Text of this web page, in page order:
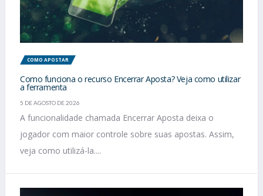
COMO APOSTAR
Como funciona o recurso Encerrar Aposta? Veja como utilizar
a ferramenta
5 DE AGOSTO DE 2026
A funcionalidade chamada Encerrar Aposta deixa o
jogador com maior controle sobre suas apostas. Assim,
veja como utilizá-la....